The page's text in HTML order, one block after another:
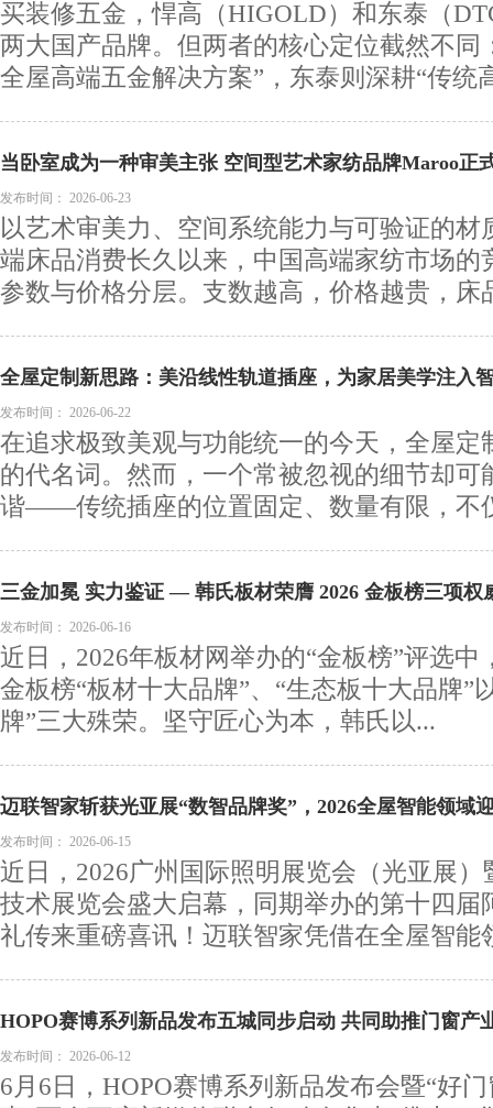
买装修五金，悍高（HIGOLD）和东泰（
两大国产品牌。但两者的核心定位截然不同
全屋高端五金解决方案”，东泰则深耕“传统
当卧室成为一种审美主张 空间型艺术家纺品牌Maroo正
发布时间： 2026-06-23
以艺术审美力、空间系统能力与可验证的材
端床品消费长久以来，中国高端家纺市场的
参数与价格分层。支数越高，价格越贵，床
全屋定制新思路：美沿线性轨道插座，为家居美学注入
发布时间： 2026-06-22
在追求极致美观与功能统一的今天，全屋定
的代名词。然而，一个常被忽视的细节却可
谐——传统插座的位置固定、数量有限，不
三金加冕 实力鉴证 — 韩氏板材荣膺 2026 金板榜三项权
发布时间： 2026-06-16
近日，2026年板材网举办的“金板榜”评选中
金板榜“板材十大品牌”、“生态板十大品牌”
牌”三大殊荣。坚守匠心为本，韩氏以...
迈联智家斩获光亚展“数智品牌奖”，2026全屋智能领域
发布时间： 2026-06-15
近日，2026广州国际照明展览会（光亚展
技术展览会盛大启幕，同期举办的第十四届
礼传来重磅喜讯！迈联智家凭借在全屋智能
HOPO赛博系列新品发布五城同步启动 共同助推门窗产
发布时间： 2026-06-12
6月6日，HOPO赛博系列新品发布会暨“好